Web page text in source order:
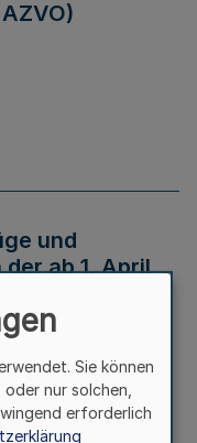
und
ab 1. April
Sie können
nur solchen,
erforderlich